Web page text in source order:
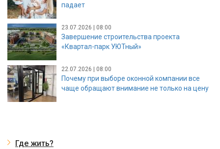
падает
23.07.2026 | 08:00
Завершение строительства проекта
«Квартал-парк УЮТный»
22.07.2026 | 08:00
Почему при выборе оконной компании все
чаще обращают внимание не только на цену
Где жить?